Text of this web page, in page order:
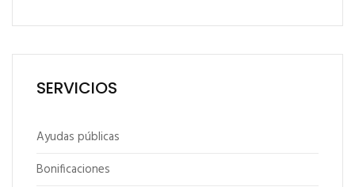
SERVICIOS
Ayudas públicas
Bonificaciones